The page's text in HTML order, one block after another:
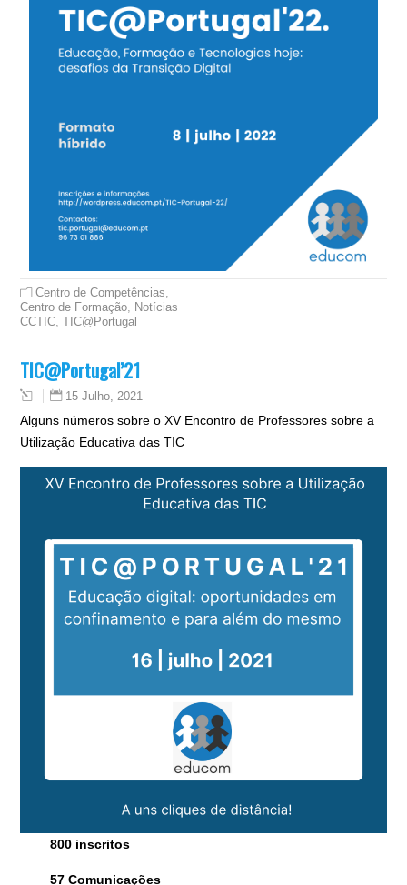
Centro de Competências
Centro de Formação Notícias
CCTIC ,TIC@Portugal
TIC@Portugal’21
15 Julho, 2021
Alguns números sobre o XV Encontro de Professores sobre a
Utilização Educativa das TIC
800 inscritos
57 Comunicações